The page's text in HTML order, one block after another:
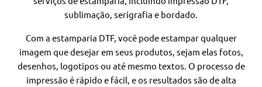
sublimação, serigrafia e bordado.
Com a estamparia DTF, você pode estampar qualquer
imagem que desejar em seus produtos, sejam elas fotos,
desenhos, logotipos ou até mesmo textos. O processo de
impressão é rápido e fácil, e os resultados são de alta